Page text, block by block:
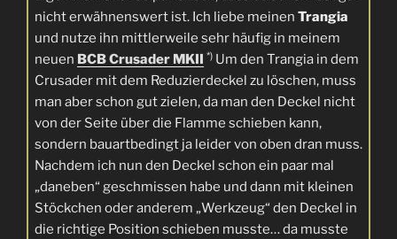
kannst…“
nicht erwähnenswert ist. Ich liebe meinen Trangia
und nutze ihn mittlerweile sehr häufig in meinem
neuen BCB Crusader MKII *) Um den Trangia in dem
Crusader mit dem Reduzierdeckel zu löschen, muss
man aber schon gut zielen, da man den Deckel nicht
von der Seite über die Flamme schieben kann,
sondern bauartbedingt ja leider von oben dran muss.
Nachdem ich nun den Deckel schon ein paar mal
„daneben“ geschmissen habe und dann mit kleinen
Stöckchen oder anderem „Werkzeug“ den Deckel in
die richtige Position schieben musste… da musste